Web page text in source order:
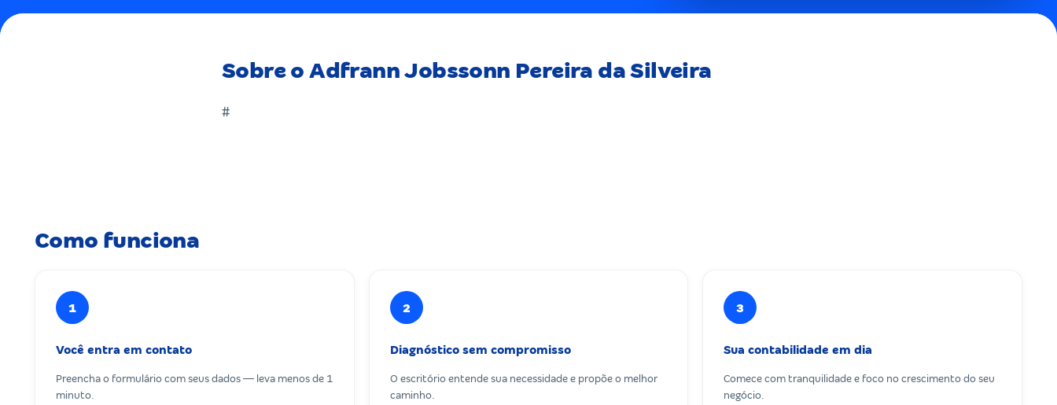
Sobre o Adfrann Jobssonn Pereira da Silveira
#
Como funciona
1
Você entra em contato
Preencha o formulário com seus dados — leva menos de 1
minuto.
2
Diagnóstico sem compromisso
O escritório entende sua necessidade e propõe o melhor
caminho.
3
Sua contabilidade em dia
Comece com tranquilidade e foco no crescimento do seu
negócio.